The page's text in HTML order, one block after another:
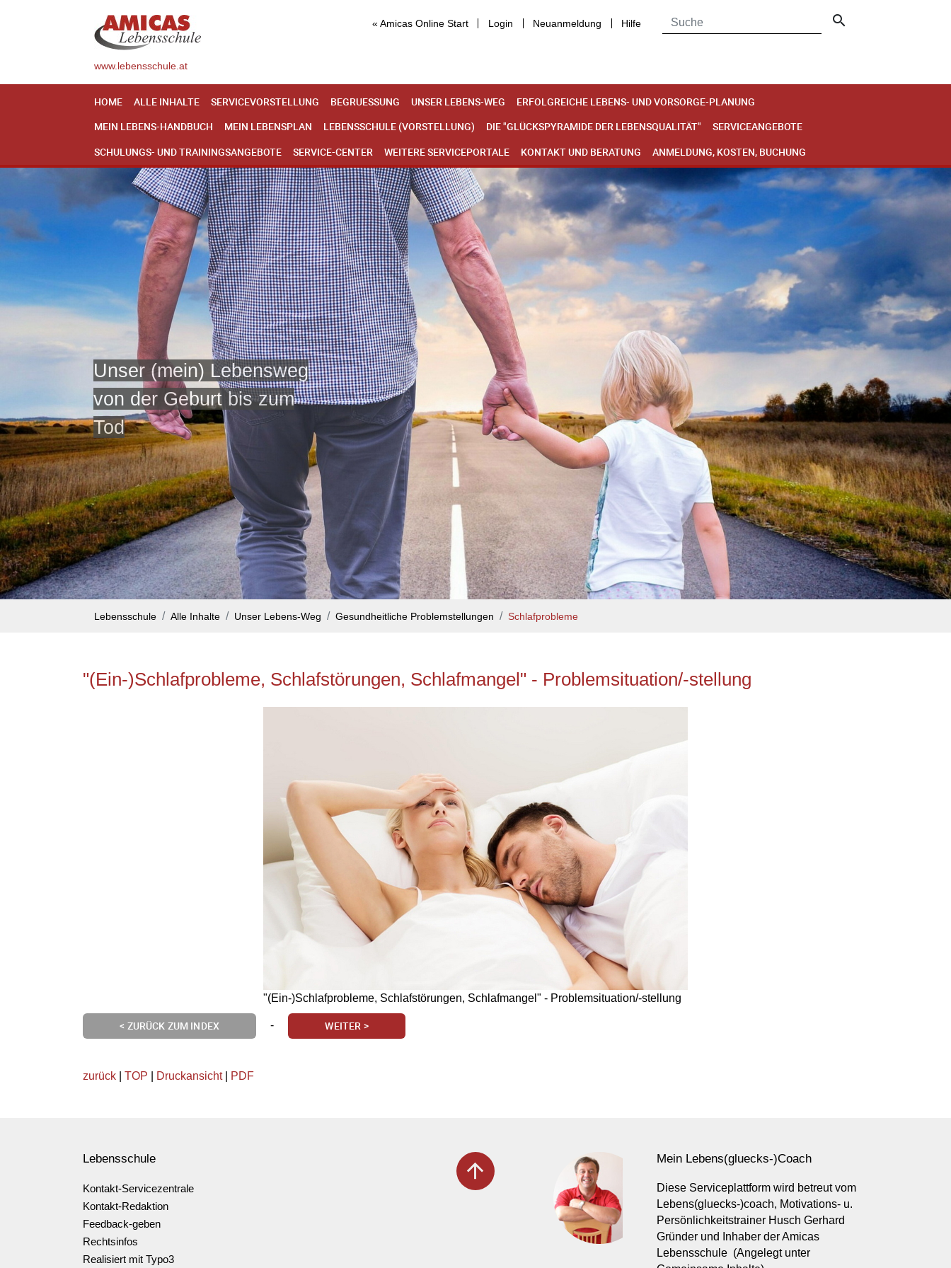
« Amicas Online Start Login Neuanmeldung Hilfe search
www.lebensschule.at
HOME ALLE INHALTE SERVICEVORSTELLUNG BEGRUESSUNG UNSER LEBENS-WEG
ERFOLGREICHE LEBENS- UND VORSORGE-PLANUNG
MEIN LEBENS-HANDBUCH
MEIN LEBENSPLAN LEBENSSCHULE (VORSTELLUNG) DIE "GLÜCKSPYRAMIDE DER LEBENSQUALITÄT"
SERVICEANGEBOTE
SCHULUNGS- UND TRAININGSANGEBOTE
SERVICE-CENTER WEITERE SERVICEPORTALE KONTAKT UND BERATUNG ANMELDUNG, KOSTEN, BUCHUNG
Unser (mein) Lebensweg
von der Geburt bis zum
Tod
Lebensschule Alle Inhalte Unser Lebens-Weg Gesundheitliche Problemstellungen Schlafprobleme
"(Ein-)Schlafprobleme, Schlafstörungen, Schlafmangel" - Problemsituation/-stellung
"(Ein-)Schlafprobleme, Schlafstörungen, Schlafmangel" - Problemsituation/-stellung
< ZURÜCK ZUM INDEX - WEITER >
zurück TOP Druckansicht| PDF
arrow_upward Mein Lebens(gluecks-)Coach
Diese Serviceplattform wird betreut vom
Lebens(gluecks-)coach, Motivations- u.
Persönlichkeitstrainer Husch Gerhard
Gründer und Inhaber der Amicas
Lebensschule (Angelegt unter
Lebensschule
Kontakt-Servicezentrale
Kontakt-Redaktion
Feedback-geben
Rechtsinfos
Realisiert mit Typo3